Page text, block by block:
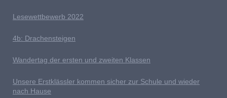
L esewettbewerb 2022
4b: Drachensteigen
Wandertag der ersten und zweiten Klassen
Unsere Erstklässler kommen sicher zur Schule und wieder
nach Hause